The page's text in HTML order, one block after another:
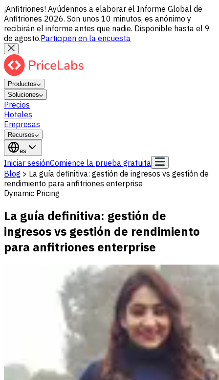
¡Anfitriones! Ayúdennos a elaborar el Informe Global de
Anfitriones 2026. Son unos 10 minutos, es anónimo y
recibirán el informe antes que nadie. Disponible hasta el 9
de agosto.Participen en la encuesta
Productos
Soluciones
Precios
Hoteles
Empresas
Recursos
es
Iniciar sesiónComience la prueba gratuita
Blog > La guía definitiva: gestión de ingresos vs gestión de
rendimiento para anfitriones enterprise
Dynamic Pricing
La guía definitiva: gestión de
ingresos vs gestión de rendimiento
para anfitriones enterprise